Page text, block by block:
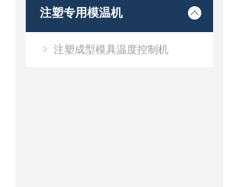
注塑专用模温机
注塑成型模具温度控制机